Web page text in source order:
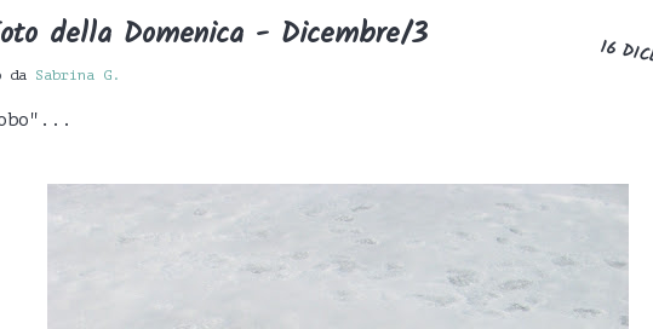
16
della Domenica - Dicembre/3
da Sabrina G.